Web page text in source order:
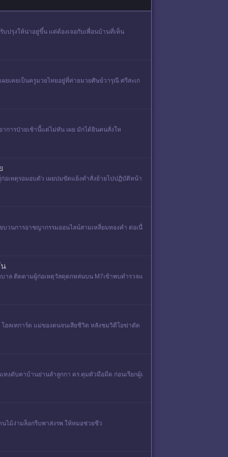
บปรุงให้น่าอยู่ขึ้น แต่ต้องเจอกับเพื่อนบ้านที่เห็น
ยเคยเป็นครูมวยไทยอยู่ที่ค่ายมวยศิษย์วารุณี ศรีสะเก
การป่วยเช้านี้แต่ไม่ทัน เผย มักได้ยินคนสั่งให
อเหตุรอมอบตัว เผยปมขัดแย้งคำสั่งย้ายไปปฏิบัติหน้า
บวนการอาชญากรรมออนไลน์สามเหลี่ยมทองคำ ต่อเนื่
น
บาล ติดตามผู้ก่อเหตุวัสดุตกหล่นบน M7เข้าพบตำรวจแ
ฮลเทการ์ด แม่ของตนจนเสียชีวิต หลังชมวิดีโอฆ่าตัด
งดับคาบ้านย่านลำลูกกา ตร.คุมตัวมือมีด ก่อนเรียกผู้เ
ไม้ง่ามล็อกรีบพาส่งรพ.ให้หมอช่วยชีว